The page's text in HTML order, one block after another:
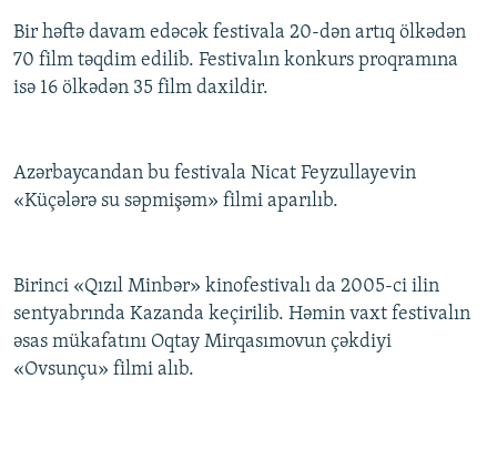
KARIKATURA
İSLAM VƏ DEMOKRATIYA
İZ - MƏDƏNIYYƏT PROQRAMI
PEŞƏ ETIKASI VƏ JURNALISTIKA STANDARTLARIMIZ
MATERIALLARIMIZDAN ISTIFADƏ
XƏBƏR BÜLLETENLƏRIMIZ
Bir həftə davam edəcək festivala 20-dən artıq ölkədən
70 film təqdim edilib. Festivalın konkurs proqramına
isə 16 ölkədən 35 film daxildir.
Azərbaycandan bu festivala Nicat Feyzullayevin
«Küçələrə su səpmişəm» filmi aparılıb.
Birinci «Qızıl Minbər» kinofestivalı da 2005-ci ilin
sentyabrında Kazanda keçirilib. Həmin vaxt festivalın
əsas mükafatını Oqtay Mirqasımovun çəkdiyi
«Ovsunçu» filmi alıb.